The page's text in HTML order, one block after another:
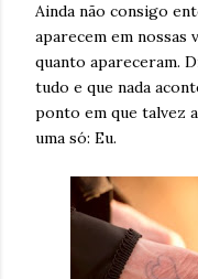
lugar seguro poderia
muita gente já fazia
reaprender ganha
escrever, estava
palavras. A verdade é
Ainda não consigo
aparecem em nossas
quanto apareceram.
tudo e que nada
ponto em que talvez
uma só: Eu.